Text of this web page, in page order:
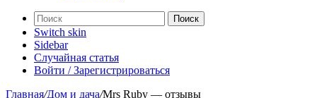
Поиск
Switch skin
Sidebar
Случайная статья
Войти / Зарегистрироваться
Главная/Дом и дача/Mrs Ruby — отзывы